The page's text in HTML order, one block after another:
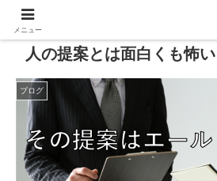
人の提案とは面白くも怖
ブログ
メニュー